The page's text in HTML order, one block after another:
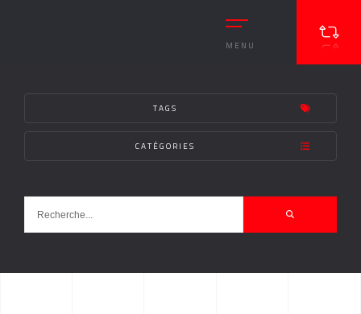
MENU
TAGS
CATÉGORIES